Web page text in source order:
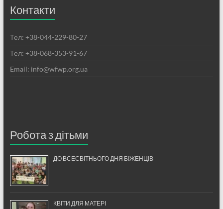
Контакти
Тел: +38-044-229-80-27
Тел: +38-068-353-91-67
Email: info@wfwp.org.ua
Робота з дітьми
ДО ВСЕСВІТНЬОГО ДНЯ БІЖЕНЦІВ
КВІТИ ДЛЯ МАТЕРІ